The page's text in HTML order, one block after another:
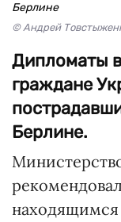
Берлине
© Андрей
Дипломаты
граждане
Берлине.
находящимся